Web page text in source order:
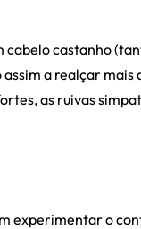
cabelo castanho
a realçar
as ruivas
experimentar o